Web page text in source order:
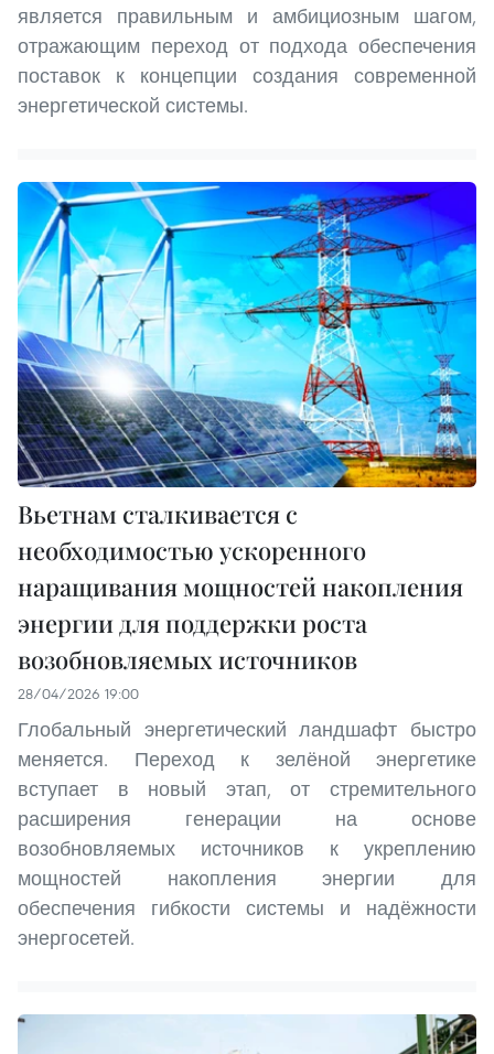
является правильным и амбициозным шагом,
отражающим переход от подхода обеспечения
поставок к концепции создания современной
энергетической системы.
Вьетнам сталкивается с
необходимостью ускоренного
наращивания мощностей накопления
энергии для поддержки роста
возобновляемых источников
28/04/2026 19:00
Глобальный энергетический ландшафт быстро
меняется. Переход к зелёной энергетике
вступает в новый этап, от стремительного
расширения генерации на основе
возобновляемых источников к укреплению
мощностей накопления энергии для
обеспечения гибкости системы и надёжности
энергосетей.